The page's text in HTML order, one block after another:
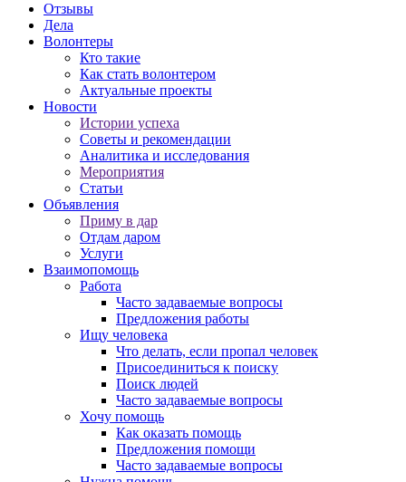
Отзывы
Дела
Волонтеры
Кто такие
Как стать волонтером
Актуальные проекты
Новости
Истории успеха
Советы и рекомендации
Аналитика и исследования
Мероприятия
Статьи
Объявления
Приму в дар
Отдам даром
Услуги
Взаимопомощь
Работа
Часто задаваемые вопросы
Предложения работы
Ищу человека
Что делать, если пропал человек
Присоединиться к поиску
Поиск людей
Часто задаваемые вопросы
Хочу помощь
Как оказать помощь
Предложения помощи
Часто задаваемые вопросы